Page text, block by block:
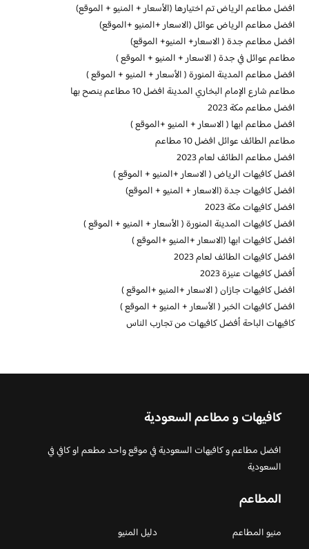
افضل مطاعم الرياض تم اختيارها (الأسعار + المنيو + الموقع)
افضل مطاعم الرياض عوائل (الاسعار +المنيو +الموقع)
افضل مطاعم جدة ( الاسعار+ المنيو+ الموقع)
مطاعم عوائل في جدة ( الاسعار + المنيو + الموقع )
افضل مطاعم المدينة المنورة ( الأسعار + المنيو + الموقع )
مطاعم شارع الإمام البخاري المدينة افضل 10 مطاعم ينصح بها
افضل مطاعم مكة 2023
افضل مطاعم ابها ( الاسعار + المنيو +الموقع )
مطاعم الطائف عوائل افضل 10 مطاعم
افضل مطاعم الطائف لعام 2023
افضل كافيهات الرياض ( الاسعار +المنيو + الموقع )
افضل كافيهات جدة (الاسعار + المنيو + الموقع)
افضل كافيهات مكة 2023
افضل كافيهات المدينة المنورة ( الأسعار + المنيو + الموقع )
افضل كافيهات ابها (الاسعار +المنيو +الموقع )
افضل كافيهات الطائف لعام 2023
أفضل كافيهات عنيزة 2023
افضل كافيهات جازان ( الاسعار +المنيو +الموقع )
افضل كافيهات الخبر ( الأسعار + المنيو + الموقع )
كافيهات الباحة أفضل كافيهات من تجارب الناس
كافيهات و مطاعم السعودية
افضل مطاعم و كافيهات السعودية في موقع واحد مطعم او كافي في
السعودية
المطاعم
منيو المطاعم
دليل المنيو